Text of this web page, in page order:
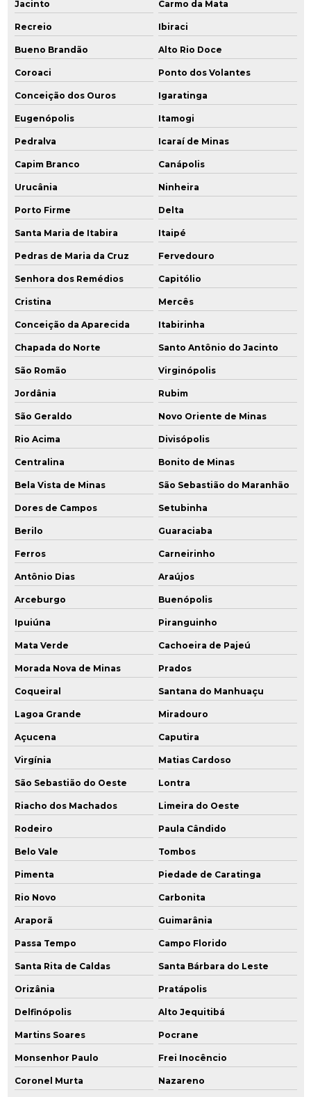
Jacinto Carmo da Mata
Recreio Ibiraci
Bueno Brandão Alto Rio Doce
Coroaci Ponto dos Volantes
Conceição dos Ouros Igaratinga
Eugenópolis Itamogi
Pedralva Icaraí de Minas
Capim Branco Canápolis
Urucânia Ninheira
Porto Firme Delta
Santa Maria de Itabira Itaipé
Pedras de Maria da Cruz Fervedouro
Senhora dos Remédios Capitólio
Cristina Mercês
Conceição da Aparecida Itabirinha
Chapada do Norte Santo Antônio do Jacinto
São Romão Virginópolis
Jordânia Rubim
São Geraldo Novo Oriente de Minas
Rio Acima Divisópolis
Centralina Bonito de Minas
Bela Vista de Minas São Sebastião do Maranhão
Dores de Campos Setubinha
Berilo Guaraciaba
Ferros Carneirinho
Antônio Dias Araújos
Arceburgo Buenópolis
Ipuiúna Piranguinho
Mata Verde Cachoeira de Pajeú
Morada Nova de Minas Prados
Coqueiral Santana do Manhuaçu
Lagoa Grande Miradouro
Açucena Caputira
Virgínia Matias Cardoso
São Sebastião do Oeste Lontra
Riacho dos Machados Limeira do Oeste
Rodeiro Paula Cândido
Belo Vale Tombos
Pimenta Piedade de Caratinga
Rio Novo Carbonita
Araporã Guimarânia
Passa Tempo Campo Florido
Santa Rita de Caldas Santa Bárbara do Leste
Orizânia Pratápolis
Delfinópolis Alto Jequitibá
Martins Soares Pocrane
Monsenhor Paulo Frei Inocêncio
Coronel Murta Nazareno